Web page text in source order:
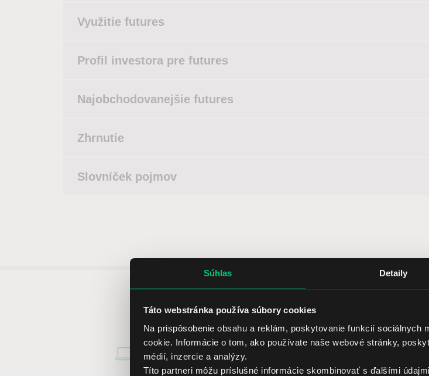
Súhlas Detaily
Táto webstránka používa súbory cookies
Na prispôsobenie obsahu a reklám, poskytovanie funkcií sociálnych
cookie. Informácie o tom, ako používate naše webové stránky,
médií, inzercie a analýzy.
Títo partneri môžu príslušné informácie skombinovať s ďalšími
Využitie futures
Profil investora pre futures
Najobchodovanejšie futures
Zhrnutie
Slovníček pojmov
5 dôvodov, prečo zvoliť